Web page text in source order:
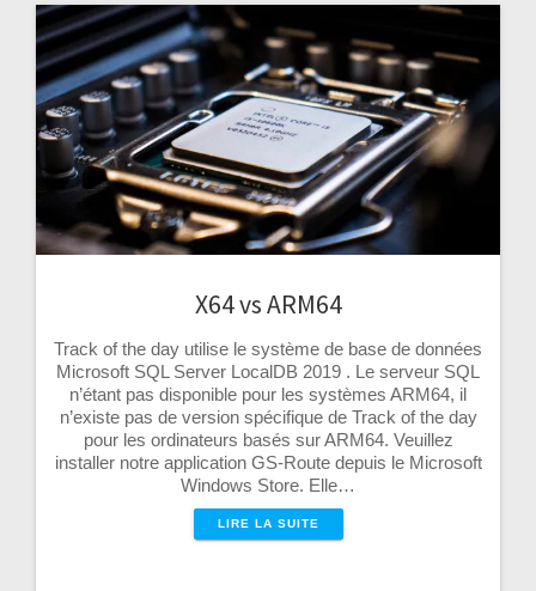
X64 vs ARM64
Track of the day utilise le système de base de données
Microsoft SQL Server LocalDB 2019 . Le serveur SQL
n’étant pas disponible pour les systèmes ARM64, il
n’existe pas de version spécifique de Track of the day
pour les ordinateurs basés sur ARM64. Veuillez
installer notre application GS-Route depuis le Microsoft
Windows Store. Elle…
LIRE LA SUITE